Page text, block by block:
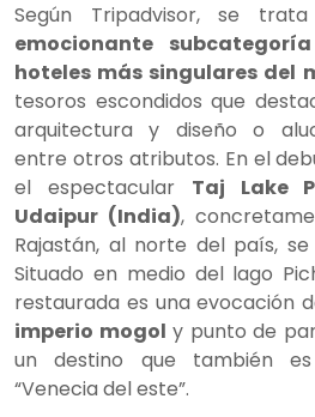
Según Tripadvisor, se
emocionante
hoteles más singulares del
tesoros escondidos que
arquitectura y diseño o
entre otros atributos. En el
el espectacular Taj Lake
Udaipur (India),
Rajastán, al norte del país,
Situado en medio del lago
restaurada es una evocación
imperio mogol y punto de
un destino que también
“Venecia del este”.